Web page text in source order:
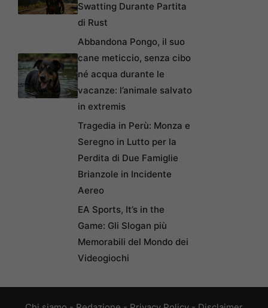
Swatting Durante Partita
di Rust
Abbandona Pongo, il suo
cane meticcio, senza cibo
né acqua durante le
vacanze: l’animale salvato
in extremis
Tragedia in Perù: Monza e
Seregno in Lutto per la
Perdita di Due Famiglie
Brianzole in Incidente
Aereo
EA Sports, It’s in the
Game: Gli Slogan più
Memorabili del Mondo dei
Videogiochi